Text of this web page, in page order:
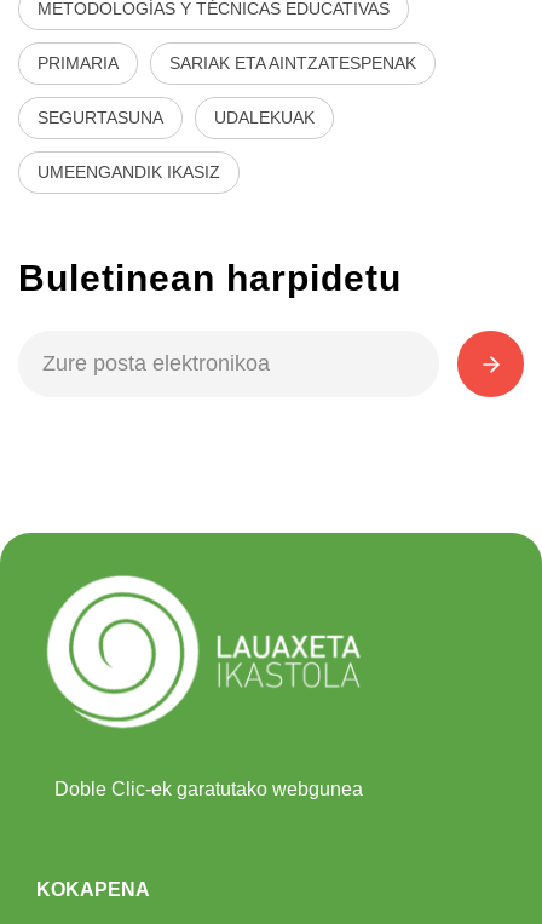
METODOLOGÍAS Y TÉCNICAS EDUCATIVAS
PRIMARIA SARIAK ETA AINTZATESPENAK
SEGURTASUNA UDALEKUAK
UMEENGANDIK IKASIZ
Buletinean harpidetu
Doble Clic-ek garatutako webgunea
KOKAPENA